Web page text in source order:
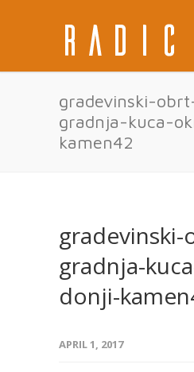
gradevinski-
gradnja-kuca-
kamen42
gradnja-
donji-
APRIL 1, 2017